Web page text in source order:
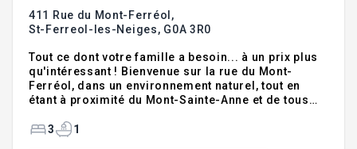
411 Rue du Mont-Ferréol,
St-Ferreol-les-Neiges, G0A 3R0
Tout ce dont votre famille a besoin... à un prix plus
qu'intéressant ! Bienvenue sur la rue du Mont-
Ferréol, dans un environnement naturel, tout en
étant à proximité du Mont-Sainte-Anne et de tous
le même étage, des pièces spacieuses et
3 1